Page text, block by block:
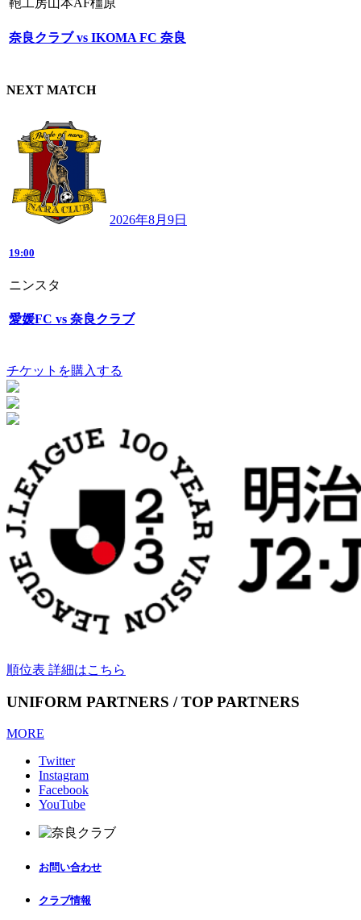
鞄工房山本AF橿原
奈良クラブ vs IKOMA FC 奈良
NEXT MATCH
2026年8月9日
19:00
ニンスタ
愛媛FC vs 奈良クラブ
チケットを購入する
順位表 詳細はこちら
UNIFORM PARTNERS / TOP PARTNERS
MORE
Twitter
Instagram
Facebook
YouTube
お問い合わせ
クラブ情報